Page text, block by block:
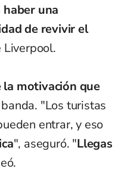
una
de revivir el
Liverpool.
motivación que
"Los turistas
entrar, y eso
", aseguró. "Llegas